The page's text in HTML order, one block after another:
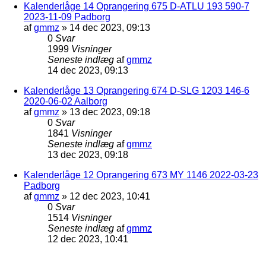
Kalenderlåge 14 Oprangering 675 D-ATLU 193 590-7
2023-11-09 Padborg
afgmmz » 14 dec 2023, 09:13
0 Svar
1999 Visninger
Seneste indlæg afgmmz
14 dec 2023, 09:13
Kalenderlåge 13 Oprangering 674 D-SLG 1203 146-6
2020-06-02 Aalborg
afgmmz » 13 dec 2023, 09:18
0 Svar
1841 Visninger
Seneste indlæg afgmmz
13 dec 2023, 09:18
Kalenderlåge 12 Oprangering 673 MY 1146 2022-03-23
Padborg
afgmmz » 12 dec 2023, 10:41
0 Svar
1514 Visninger
Seneste indlæg afgmmz
12 dec 2023, 10:41